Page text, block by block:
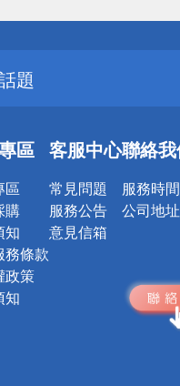
頁！請小心！
告
題
惠
頁！請小心！
區
區
購
知
務條款
政策
知
客服中心
常見問題
服務公告
意見信箱
聯絡
服務時間
公司地址